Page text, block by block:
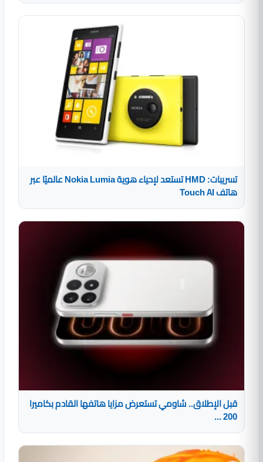
تسريبات: HMD تستعد لإحياء هوية Nokia Lumia عالميًا عبر
هاتف Touch AI
قبل الإطلاق.. شاومي تستعرض مزايا هاتفها القادم بكاميرا
200 ...